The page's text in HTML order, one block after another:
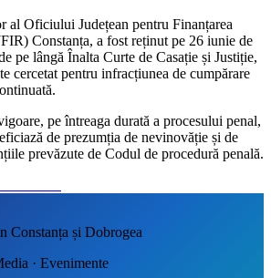
al Oficiului Județean pentru Finanțarea
Constanța, a fost reținut pe 26 iunie de
pe lângă Înalta Curte de Casație și Justiție,
cercetat pentru infracțiunea de cumpărare
pe întreaga durată a procesului penal,
de prezumția de nevinovăție și de
prevăzute de Codul de procedură penală.
Constanța și Dobrogea
· Evenimente